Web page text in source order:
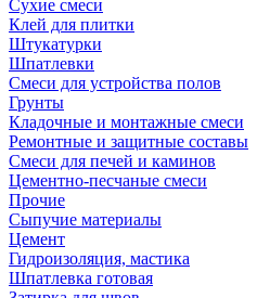
Сухие смеси
Клей для плитки
Штукатурки
Шпатлевки
Смеси для устройства полов
Грунты
Кладочные и монтажные смеси
Ремонтные и защитные составы
Смеси для печей и каминов
Цементно-песчаные смеси
Прочие
Сыпучие материалы
Цемент
Гидроизоляция, мастика
Шпатлевка готовая